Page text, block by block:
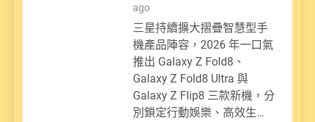
ago
三星持續擴大摺疊智慧型手
機產品陣容，2026 年一口氣
推出 Galaxy Z Fold8、
Galaxy Z Fold8 Ultra 與
Galaxy Z Flip8 三款新機，分
別鎖定行動娛樂、高效生…